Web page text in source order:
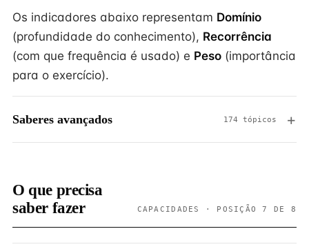
Os indicadores abaixo representam Domínio
(profundidade do conhecimento), Recorrência
(com que frequência é usado) e Peso (importância
para o exercício).
Saberes avançados 174 tópicos
O que precisa
saber fazer
CAPACIDADES · POSIÇÃO 7 DE 8